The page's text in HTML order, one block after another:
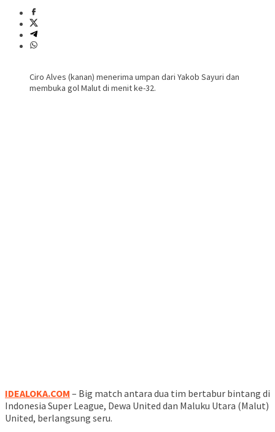
Ciro Alves (kanan) menerima umpan dari Yakob Sayuri dan
membuka gol Malut di menit ke-32.
IDEALOKA.COM – Big match antara dua tim bertabur bintang di
Indonesia Super League, Dewa United dan Maluku Utara (Malut)
United, berlangsung seru.